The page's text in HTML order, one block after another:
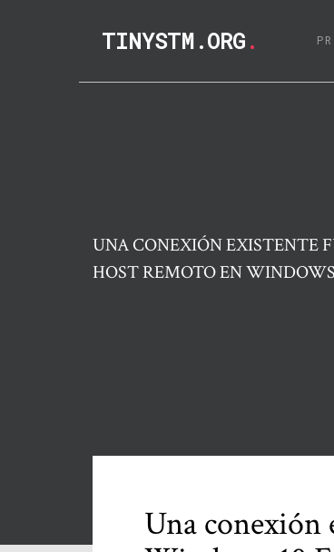
TINYSTM.ORG.
UNA CONEXIÓN EXISTENTE
HOST REMOTO EN
Una conexión